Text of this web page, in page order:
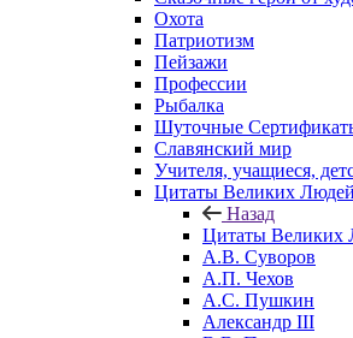
Охота
Патриотизм
Пейзажи
Профессии
Рыбалка
Шуточные
Славянский мир
Учителя, учащиеся,
Цитаты Великих Людей
Назад
Цитаты Великих
А.В. Суворов
А.П. Чехов
А.С. Пушкин
Александр III